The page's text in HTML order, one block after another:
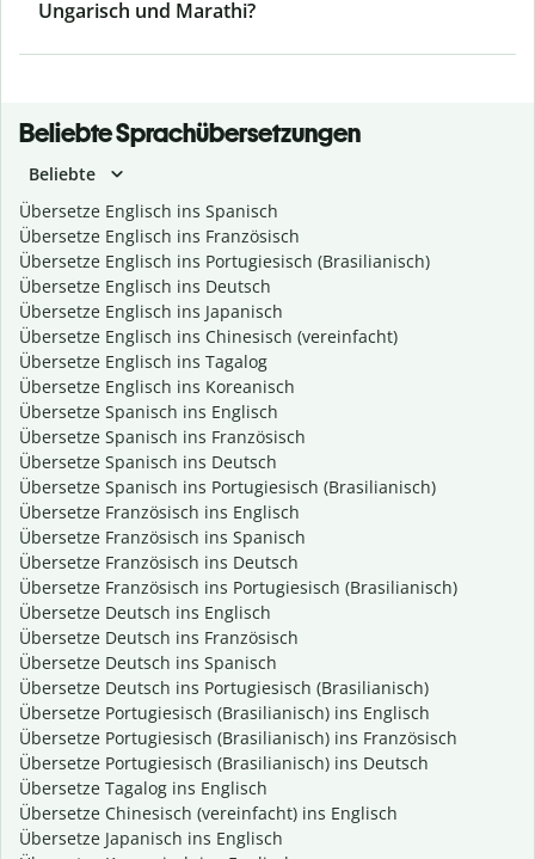
Ungarisch und Marathi?
Beliebte Sprachübersetzungen
Beliebte
Übersetze Englisch ins Spanisch
Übersetze Englisch ins Französisch
Übersetze Englisch ins Portugiesisch (Brasilianisch)
Übersetze Englisch ins Deutsch
Übersetze Englisch ins Japanisch
Übersetze Englisch ins Chinesisch (vereinfacht)
Übersetze Englisch ins Tagalog
Übersetze Englisch ins Koreanisch
Übersetze Spanisch ins Englisch
Übersetze Spanisch ins Französisch
Übersetze Spanisch ins Deutsch
Übersetze Spanisch ins Portugiesisch (Brasilianisch)
Übersetze Französisch ins Englisch
Übersetze Französisch ins Spanisch
Übersetze Französisch ins Deutsch
Übersetze Französisch ins Portugiesisch (Brasilianisch)
Übersetze Deutsch ins Englisch
Übersetze Deutsch ins Französisch
Übersetze Deutsch ins Spanisch
Übersetze Deutsch ins Portugiesisch (Brasilianisch)
Übersetze Portugiesisch (Brasilianisch) ins Englisch
Übersetze Portugiesisch (Brasilianisch) ins Französisch
Übersetze Portugiesisch (Brasilianisch) ins Deutsch
Übersetze Tagalog ins Englisch
Übersetze Chinesisch (vereinfacht) ins Englisch
Übersetze Japanisch ins Englisch